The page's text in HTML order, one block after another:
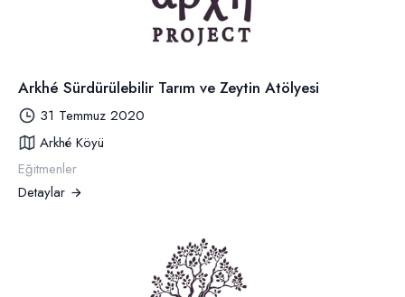
Arkhé Sürdürülebilir Tarım ve Zeytin Atölyesi
31 Temmuz 2020
Arkhé Köyü
Eğitmenler
Detaylar